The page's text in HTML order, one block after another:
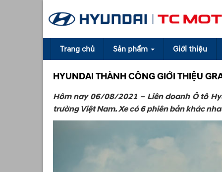
Trang chủ Sản phẩm Giới thiệu
HYUNDAI THÀNH CÔNG GIỚI THIỆU
Hôm nay 06/08/2021 – Liên doanh Ô tô
trường Việt Nam. Xe có 6 phiên bản khác